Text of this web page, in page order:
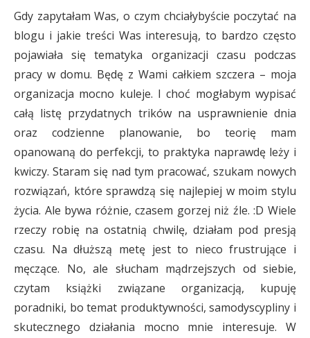
Gdy zapytałam Was, o czym chciałybyście poczytać na
blogu i jakie treści Was interesują, to bardzo często
pojawiała się tematyka organizacji czasu podczas
pracy w domu. Będę z Wami całkiem szczera – moja
organizacja mocno kuleje. I choć mogłabym wypisać
całą listę przydatnych trików na usprawnienie dnia
oraz codzienne planowanie, bo teorię mam
opanowaną do perfekcji, to praktyka naprawdę leży i
kwiczy. Staram się nad tym pracować, szukam nowych
rozwiązań, które sprawdzą się najlepiej w moim stylu
życia. Ale bywa różnie, czasem gorzej niż źle. :D Wiele
rzeczy robię na ostatnią chwilę, działam pod presją
czasu. Na dłuższą metę jest to nieco frustrujące i
męczące. No, ale słucham mądrzejszych od siebie,
czytam książki związane organizacją, kupuję
poradniki, bo temat produktywności, samodyscypliny i
skutecznego działania mocno mnie interesuje. W